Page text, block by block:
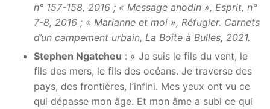
n° 157-158, 2016 ; « Message anodin », Esprit, n°
7-8, 2016 ; « Marianne et moi », Réfugier. Carnets
d’un campement urbain, La Boîte à Bulles, 2021.
Stephen Ngatcheu : « Je suis le fils du vent, le
fils des mers, le fils des océans. Je traverse des
pays, des frontières, l’infini. Mes yeux ont vu ce
qui dépasse mon âge. Et mon âme a subi ce qui